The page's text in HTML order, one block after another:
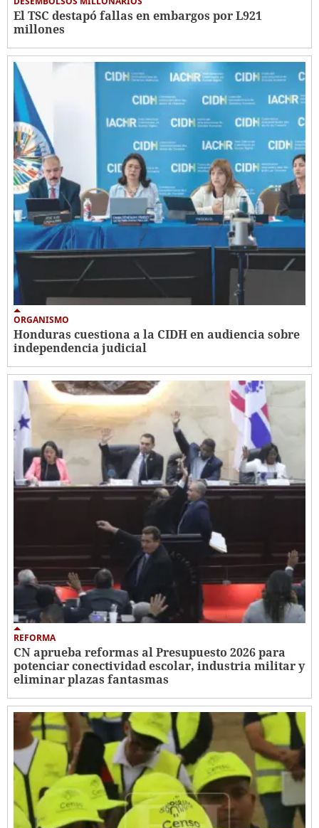
El TSC destapó fallas en embargos por L921
millones
ORGANISMO
Honduras cuestiona a la CIDH en audiencia sobre
independencia judicial
REFORMA
CN aprueba reformas al Presupuesto 2026 para
potenciar conectividad escolar, industria militar y
eliminar plazas fantasmas